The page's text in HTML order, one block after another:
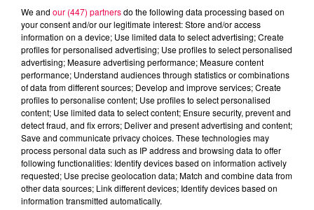
Afficher l'élément
Interview Claudio Capéo
CLAUDIO CAPÉO sort son nouvel album "Nouveau
Souffle". Il nous en dit plus sur son retour en musique
suite à son passage au Showcase Magnum la Radio
avec l'ACATE le 8 décembre à Thaon les Vosges.
We and our (447) partnersdo the following data processing based on
your consent and/or our legitimate interest: Store and/or access
information on a device; Use limited data to select advertising; Create
profiles for personalised advertising; Use profiles to select personalised
advertising; Measure advertising performance; Measure content
performance; Understand audiences through statistics or combinations
of data from different sources; Develop and improve services; Create
profiles to personalise content; Use profiles to select personalised
content; Use limited data to select content; Ensure security, prevent and
detect fraud, and fix errors; Deliver and present advertising and content;
Save and communicate privacy choices. These technologies may
process personal data such as IP address and browsing data to offer
following functionalities: Identify devices based on information actively
requested; Use precise geolocation data; Match and combine data from
other data sources; Link different devices; Identify devices based on
information transmitted automatically.